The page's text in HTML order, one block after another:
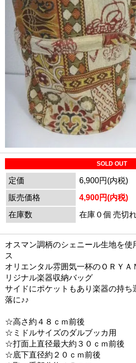
SOLD OUT
定価
6,900円(内税)
販売価格
4,900円(内税)
在庫数
在庫０個 売切
オスマン調柄のシェニール生地を使
ス
オリエンタル雰囲気一杯のＯＲＹＡ
リジナル楽器収納バッグ
サイドにポケットもあり楽器の持ち
落に♪♪
☆高さ約４８ｃｍ前後
☆ミドルサイズのダルブッカ用
☆打面上直径最大約３０ｃｍ前後
☆底下直径約２０ｃｍ前後